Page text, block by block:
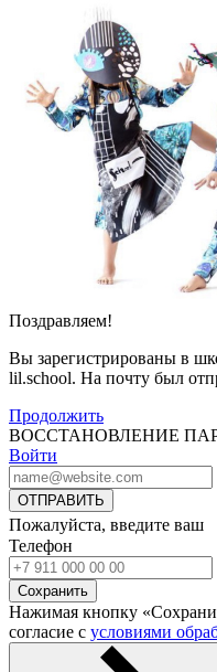
Поздравляем!
Вы зарегистрированы в
lil.school. На почту был
Продолжить
ВОССТАНОВЛЕНИЕ
Войти
ОТПРАВИТЬ
Пожалуйста, введите ваш
Телефон
Сохранить
Нажимая кнопку
согласие с условиями